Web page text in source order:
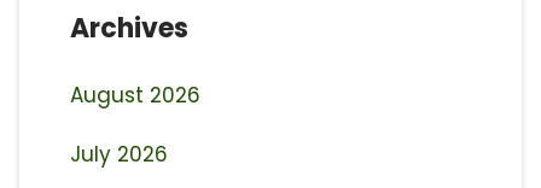
Archives
August 2026
July 2026